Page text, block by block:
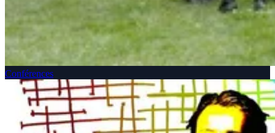
Conférences